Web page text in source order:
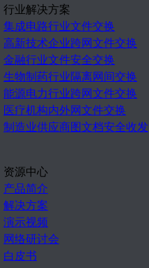
行业解决方案
集成电路行业文件交换
高新技术企业跨网文件交换
金融行业文件安全交换
生物制药行业隔离网间交换
能源电力行业跨网文件交换
医疗机构内外网文件交换
制造业供应商图文档安全收发
资源中心
产品简介
解决方案
演示视频
网络研讨会
白皮书